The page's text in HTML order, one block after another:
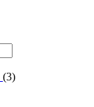
(3)